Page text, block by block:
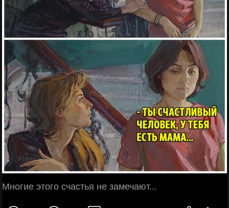
Многие этого счастья не замечают...